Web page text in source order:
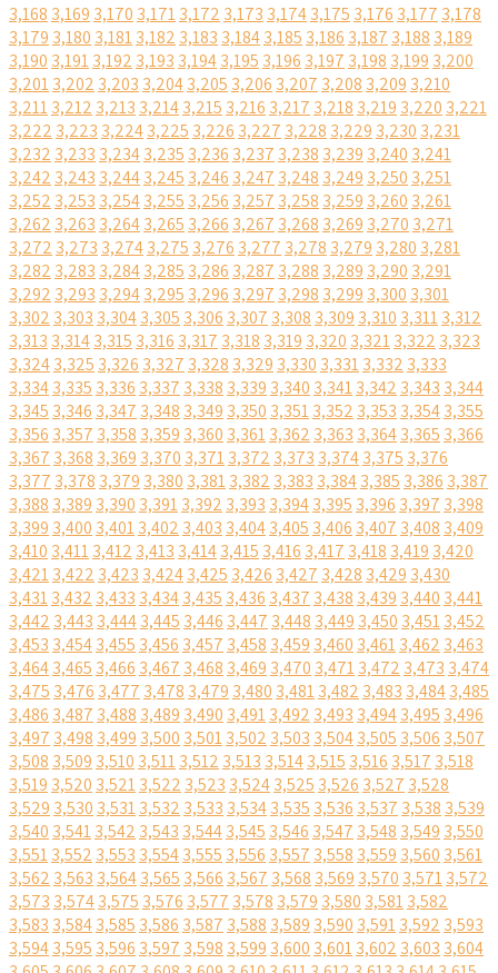
3,168 3,169 3,170 3,1713,172 3,173 3,1743,175 3,176 3,177 3,178
3,179 3,180 3,1813,182 3,183 3,1843,185 3,186 3,187 3,188 3,189
3,190 3,1913,192 3,193 3,1943,195 3,196 3,197 3,198 3,199 3,200
3,2013,202 3,203 3,2043,205 3,206 3,207 3,208 3,209 3,210
3,2113,212 3,213 3,2143,215 3,216 3,217 3,218 3,219 3,220 3,221
3,222 3,223 3,2243,225 3,226 3,227 3,228 3,229 3,230 3,231
3,232 3,233 3,2343,235 3,236 3,237 3,238 3,239 3,240 3,241
3,242 3,243 3,2443,245 3,246 3,247 3,248 3,249 3,250 3,251
3,252 3,253 3,2543,255 3,256 3,257 3,258 3,259 3,260 3,261
3,262 3,263 3,2643,265 3,266 3,267 3,268 3,269 3,270 3,271
3,272 3,273 3,2743,275 3,276 3,277 3,278 3,279 3,280 3,281
3,282 3,283 3,2843,285 3,286 3,287 3,288 3,289 3,290 3,291
3,292 3,293 3,2943,295 3,296 3,297 3,298 3,299 3,300 3,301
3,302 3,303 3,3043,305 3,306 3,307 3,308 3,309 3,310 3,3113,312
3,313 3,3143,315 3,316 3,317 3,318 3,319 3,320 3,3213,322 3,323
3,3243,325 3,326 3,327 3,328 3,329 3,330 3,3313,332 3,333
3,3343,335 3,336 3,337 3,338 3,339 3,340 3,3413,342 3,343 3,344
3,345 3,346 3,347 3,348 3,349 3,350 3,3513,352 3,353 3,3543,355
3,356 3,357 3,358 3,359 3,360 3,3613,362 3,363 3,3643,365 3,366
3,367 3,368 3,369 3,370 3,3713,372 3,373 3,3743,375 3,376
3,377 3,378 3,379 3,380 3,3813,382 3,383 3,3843,385 3,386 3,387
3,388 3,389 3,390 3,3913,392 3,393 3,3943,395 3,396 3,397 3,398
3,399 3,400 3,4013,402 3,403 3,4043,405 3,406 3,407 3,408 3,409
3,410 3,4113,412 3,413 3,4143,415 3,416 3,417 3,418 3,419 3,420
3,4213,422 3,423 3,4243,425 3,426 3,427 3,428 3,429 3,430
3,4313,432 3,433 3,4343,435 3,436 3,437 3,438 3,439 3,440 3,441
3,442 3,443 3,4443,445 3,446 3,447 3,448 3,449 3,450 3,4513,452
3,453 3,4543,455 3,456 3,457 3,458 3,459 3,460 3,4613,462 3,463
3,4643,465 3,466 3,467 3,468 3,469 3,470 3,4713,472 3,473 3,474
3,475 3,476 3,477 3,478 3,479 3,480 3,4813,482 3,483 3,4843,485
3,486 3,487 3,488 3,489 3,490 3,4913,492 3,493 3,4943,495 3,496
3,497 3,498 3,499 3,500 3,5013,502 3,503 3,5043,505 3,506 3,507
3,508 3,509 3,510 3,5113,512 3,513 3,5143,515 3,516 3,517 3,518
3,519 3,520 3,5213,522 3,523 3,5243,525 3,526 3,527 3,528
3,529 3,530 3,5313,532 3,533 3,5343,535 3,536 3,537 3,538 3,539
3,540 3,5413,542 3,543 3,5443,545 3,546 3,547 3,548 3,549 3,550
3,5513,552 3,553 3,5543,555 3,556 3,557 3,558 3,559 3,560 3,561
3,562 3,563 3,5643,565 3,566 3,567 3,568 3,569 3,570 3,5713,572
3,573 3,5743,575 3,576 3,577 3,578 3,579 3,580 3,5813,582
3,583 3,5843,585 3,586 3,587 3,588 3,589 3,590 3,5913,592 3,593
3,5943,595 3,596 3,597 3,598 3,599 3,600 3,6013,602 3,603 3,604